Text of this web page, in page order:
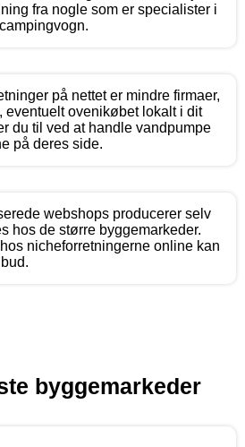
fra nogle som er specialister i
på nettet er mindre firmaer,
eventuelt ovenikøbet lokalt i dit
du til ved at handle vandpumpe
på deres side.
webshops producerer selv
hos de større byggemarkeder.
nicheforretningerne online kan
byggemarkeder